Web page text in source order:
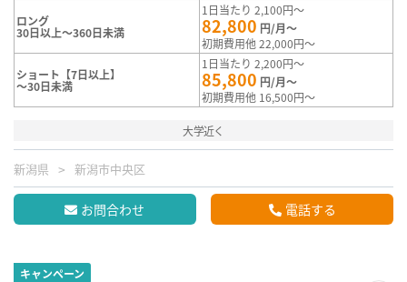
ロング
30日以上～360日未満
1日当たり 2,100円～
82,800 円/月～
初期費用他 22,000円～
ショート【7日以上】
～30日未満
1日当たり 2,200円～
85,800 円/月～
初期費用他 16,500円～
大学近く
新潟県 新潟市中央区
お問合わせ 電話する
キャンペーン